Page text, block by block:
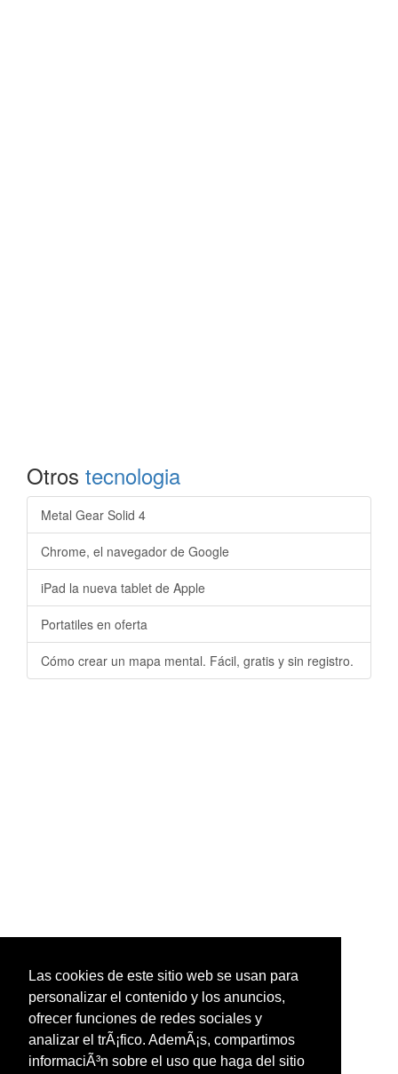
Las cookies de este sitio web se usan para
personalizar el contenido y los anuncios,
ofrecer funciones de redes sociales y
analizar el trÃ¡fico. AdemÃ¡s, compartimos
informaciÃ³n sobre el uso que haga del sitio
Otros tecnologia
Metal Gear Solid 4
Chrome, el navegador de Google
iPad la nueva tablet de Apple
Portatiles en oferta
Cómo crear un mapa mental. Fácil, gratis y sin registro.